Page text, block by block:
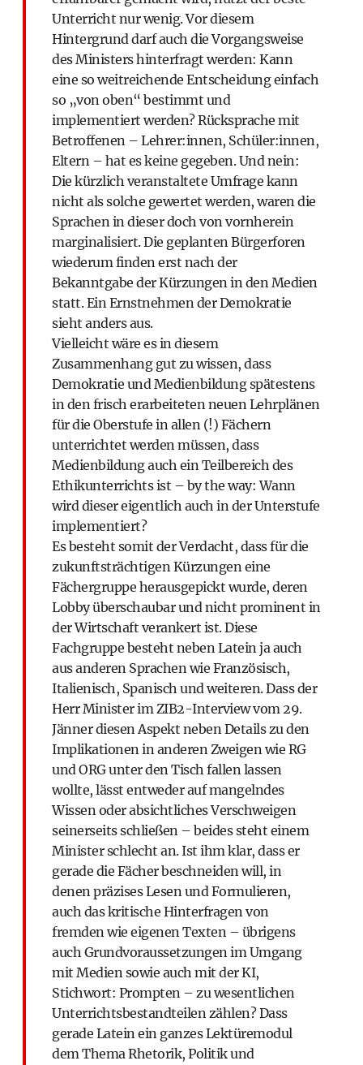
Unterricht nur wenig. Vor diesem
Hintergrund darf auch die Vorgangsweise
des Ministers hinterfragt werden: Kann
eine so weitreichende Entscheidung einfach
so „von oben“ bestimmt und
implementiert werden? Rücksprache mit
Betroffenen – Lehrer:innen, Schüler:innen,
Eltern – hat es keine gegeben. Und nein:
Die kürzlich veranstaltete Umfrage kann
nicht als solche gewertet werden, waren die
Sprachen in dieser doch von vornherein
marginalisiert. Die geplanten Bürgerforen
wiederum finden erst nach der
Bekanntgabe der Kürzungen in den Medien
statt. Ein Ernstnehmen der Demokratie
sieht anders aus.
Vielleicht wäre es in diesem
Zusammenhang gut zu wissen, dass
Demokratie und Medienbildung spätestens
in den frisch erarbeiteten neuen Lehrplänen
für die Oberstufe in allen (!) Fächern
unterrichtet werden müssen, dass
Medienbildung auch ein Teilbereich des
Ethikunterrichts ist – by the way: Wann
wird dieser eigentlich auch in der Unterstufe
implementiert?
Es besteht somit der Verdacht, dass für die
zukunftsträchtigen Kürzungen eine
Fächergruppe herausgepickt wurde, deren
Lobby überschaubar und nicht prominent in
der Wirtschaft verankert ist. Diese
Fachgruppe besteht neben Latein ja auch
aus anderen Sprachen wie Französisch,
Italienisch, Spanisch und weiteren. Dass der
Herr Minister im ZIB2-Interview vom 29.
Jänner diesen Aspekt neben Details zu den
Implikationen in anderen Zweigen wie RG
und ORG unter den Tisch fallen lassen
wollte, lässt entweder auf mangelndes
Wissen oder absichtliches Verschweigen
seinerseits schließen – beides steht einem
Minister schlecht an. Ist ihm klar, dass er
gerade die Fächer beschneiden will, in
denen präzises Lesen und Formulieren,
auch das kritische Hinterfragen von
fremden wie eigenen Texten – übrigens
auch Grundvoraussetzungen im Umgang
mit Medien sowie auch mit der KI,
Stichwort: Prompten – zu wesentlichen
Unterrichtsbestandteilen zählen? Dass
gerade Latein ein ganzes Lektüremodul
dem Thema Rhetorik, Politik und